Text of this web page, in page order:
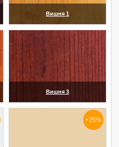
Вишня 1
Вишня 3
+25%